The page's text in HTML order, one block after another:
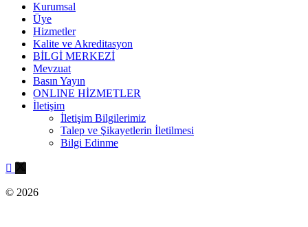
Kurumsal
Üye
Hizmetler
Kalite ve Akreditasyon
BİLGİ MERKEZİ
Mevzuat
Basın Yayın
ONLINE HİZMETLER
İletişim
İletişim Bilgilerimiz
Talep ve Şikayetlerin İletilmesi
Bilgi Edinme
© 2026